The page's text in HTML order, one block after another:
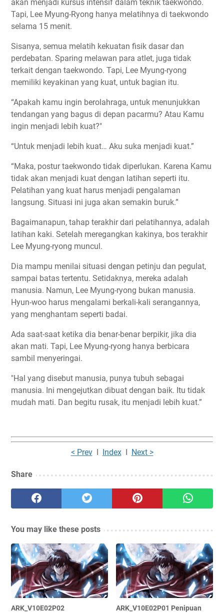
akan menjadi kursus intensif dalam teknik taekwondo.
Tapi, Lee Myung-Ryong hanya melatihnya di taekwondo
selama 15 menit.
Sisanya, semua melatih kekuatan fisik dasar dan
perdebatan. Sparing melawan para atlet, juga tidak
terkait dengan taekwondo. Tapi, Lee Myung-ryong
memiliki keyakinan yang kuat, untuk bagian itu.
“Apakah kamu ingin berolahraga, untuk menunjukkan
tendangan yang bagus di depan pacarmu? Atau Kamu
ingin menjadi lebih kuat?"
“Untuk menjadi lebih kuat… Aku suka menjadi kuat.”
“Maka, postur taekwondo tidak diperlukan. Karena Kamu
tidak akan menjadi kuat dengan latihan seperti itu.
Pelatihan yang kuat harus menjadi pengalaman
langsung. Situasi ini juga akan semakin buruk.”
Bagaimanapun, tahap terakhir dari pelatihannya, adalah
latihan kaki. Setelah meregangkan kakinya, bos terakhir
Lee Myung-ryong muncul.
Dia mampu menilai situasi dengan petinju dan pegulat,
sampai batas tertentu. Setidaknya, mereka adalah
manusia. Namun, Lee Myung-ryong bukan manusia.
Hyun-woo harus mengalami berkali-kali serangannya,
yang menghantam seperti badai.
Ada saat-saat ketika dia benar-benar berpikir, jika dia
akan mati. Tapi, Lee Myung-ryong hanya berbicara
sambil menyeringai.
"Hal yang disebut manusia, punya tubuh sebagai
manusia. Ini mengejutkan dibuat dengan baik. Itu tidak
mudah mati. Dan begitu rusak, itu menjadi lebih kuat.”
< PrevI IndexI Next >
Share
You may like these posts
ARK_V10E02P02 ARK_V10E02P01 Penipuan